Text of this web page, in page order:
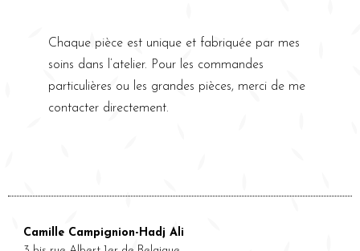
Chaque pièce est unique et fabriquée par mes
soins dans l’atelier. Pour les commandes
particulières ou les grandes pièces, merci de me
contacter directement.
Camille Campignion-Hadj Ali